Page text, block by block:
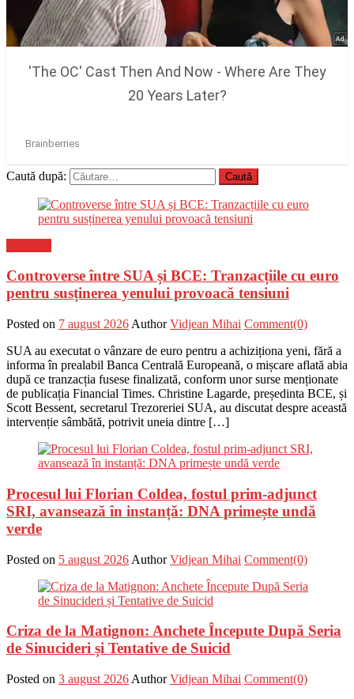
Caută după:
Controverse între SUA și BCE: Tranzacțiile cu euro
pentru susținerea yenului provoacă tensiuni
Posted on 7 august 2026 Author Vidjean Mihai Comment(0)
SUA au executat o vânzare de euro pentru a achiziționa yeni, fără a
informa în prealabil Banca Centrală Europeană, o mișcare aflată abia
după ce tranzacția fusese finalizată, conform unor surse menționate
de publicația Financial Times. Christine Lagarde, președinta BCE, și
Scott Bessent, secretarul Trezoreriei SUA, au discutat despre această
intervenție sâmbătă, potrivit uneia dintre […]
Procesul lui Florian Coldea, fostul prim-adjunct
SRI, avansează în instanță: DNA primește undă
verde
Posted on 5 august 2026 Author Vidjean Mihai Comment(0)
Criza de la Matignon: Anchete Începute După Seria
de Sinucideri și Tentative de Suicid
Posted on 3 august 2026 Author Vidjean Mihai Comment(0)